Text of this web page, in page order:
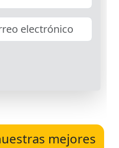
mejores